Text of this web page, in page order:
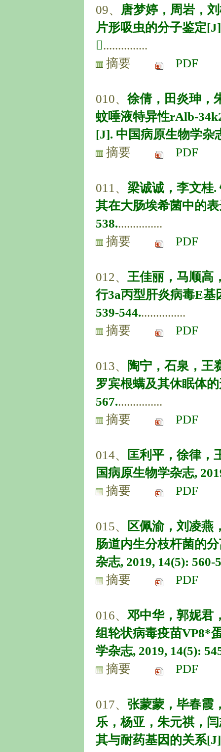
09、 唐梦婷，周岩，
片形吸虫的分子鉴定
...............
摘要
PDF
010、 徐倩，田炎珅，
蚊唾液特异性rAlb-
[J]. 中国病原生物学杂
摘要
PDF
011、 梁诚诚，李文桂
其在大肠埃希菌中的
538................
摘要
PDF
012、 王佳丽，马顺高
行3a丙型肝炎病毒E基
539-544................
摘要
PDF
013、
陶宁，石泉，王
罗宾根螨及其休眠体
567................
摘要
PDF
014、
匡利平，徐律，
国病原生物学杂志,
摘要
PDF
015、
区佩渝，刘凌燕
肠道内生分枝杆菌的
杂志, 2019, 14(5): 560-
摘要
PDF
016、邓中华，郭妮君
组轮状病毒疫苗VP8*
学杂志, 2019, 14(5):
摘要
PDF
017、 张蒙蒙，毕春霞
乐，杨亚，朱元祺，
其与耐药基因的关系